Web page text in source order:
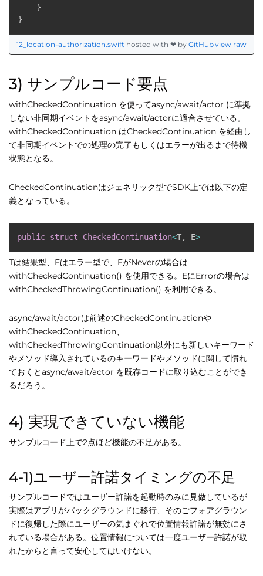
}
}
view raw
12_location-authorization.swift hosted with ❤ by GitHub
3) サンプルコード要点
withCheckedContinuation を使ってasync/await/actor に準拠
しない非同期イベントをasync/await/actorに適合させている。
withCheckedContinuation はCheckedContinuation を経由し
て非同期イベントでの処理の完了もしくはエラーが出るまで待機
状態となる。
CheckedContinuationはジェネリック型でSDK上では以下の定
義となっている。
public struct CheckedContinuation<T, E>
Tは結果型、Eはエラー型で、EがNeverの場合は
withCheckedContinuation() を使用できる。EにErrorの場合は
withCheckedThrowingContinuation() を利用できる。
async/await/actorは前述のCheckedContinuationや
withCheckedContinuation、
withCheckedThrowingContinuation以外にも新しいキーワード
やメソッド導入されているのキーワードやメソッドに関して慣れ
ておくとasync/await/actor を既存コードに取り込むことができ
るだろう。
4) 実現できていない機能
サンプルコード上で2点ほど機能の不足がある。
4-1)ユーザー許諾タイミングの不足
サンプルコードではユーザー許諾を起動時のみに見做しているが
実際はアプリがバックグラウンドに移行、そのごフォアグラウン
ドに復帰した際にユーザーの気まぐれで位置情報許諾が無効にさ
れている場合がある。位置情報については一度ユーザー許諾が取
れたからと言って安心してはいけない。